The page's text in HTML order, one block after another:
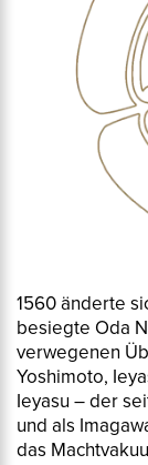
1560 änderte
besiegte Oda
verwegenen
Yoshimoto,
Ieyasu – der
und als
das